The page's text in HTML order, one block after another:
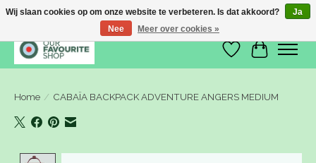
Verlanglijst
Home / CABAÏA BACKPACK ADVENTURE ANGERS MEDIUM
Wij slaan cookies op om onze website te verbeteren. Is dat akkoord?
Ja
Nee
Meer over cookies »